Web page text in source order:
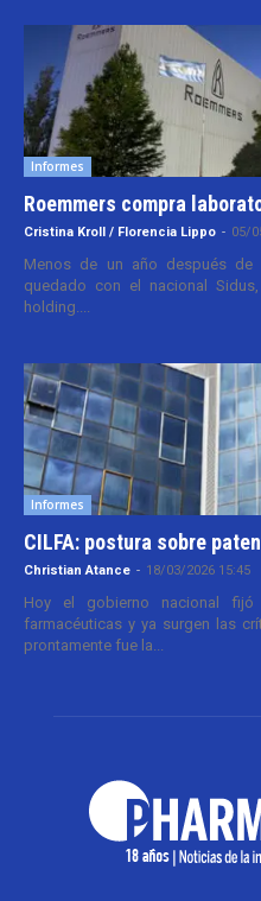
Informes
Roemmers compra
Cristina Kroll / Florencia Lippo - 05/
Menos de un año después de
quedado con el nacional
holding....
Informes
CILFA: postura sobre
Christian Atance - 18/03/2026 15:45
Hoy el gobierno nacional fijó
farmacéuticas y ya surgen las
prontamente fue la...